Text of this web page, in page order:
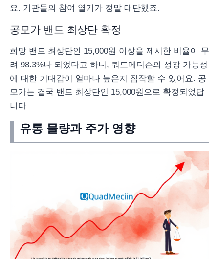
요. 기관들의 참여 열기가 정말 대단했죠.
공모가 밴드 최상단 확정
희망 밴드 최상단인 15,000원 이상을 제시한 비율이 무
려 98.3%나 되었다고 하니, 쿼드메디슨의 성장 가능성
에 대한 기대감이 얼마나 높은지 짐작할 수 있어요. 공
모가는 결국 밴드 최상단인 15,000원으로 확정되었답
니다.
유통 물량과 주가 영향